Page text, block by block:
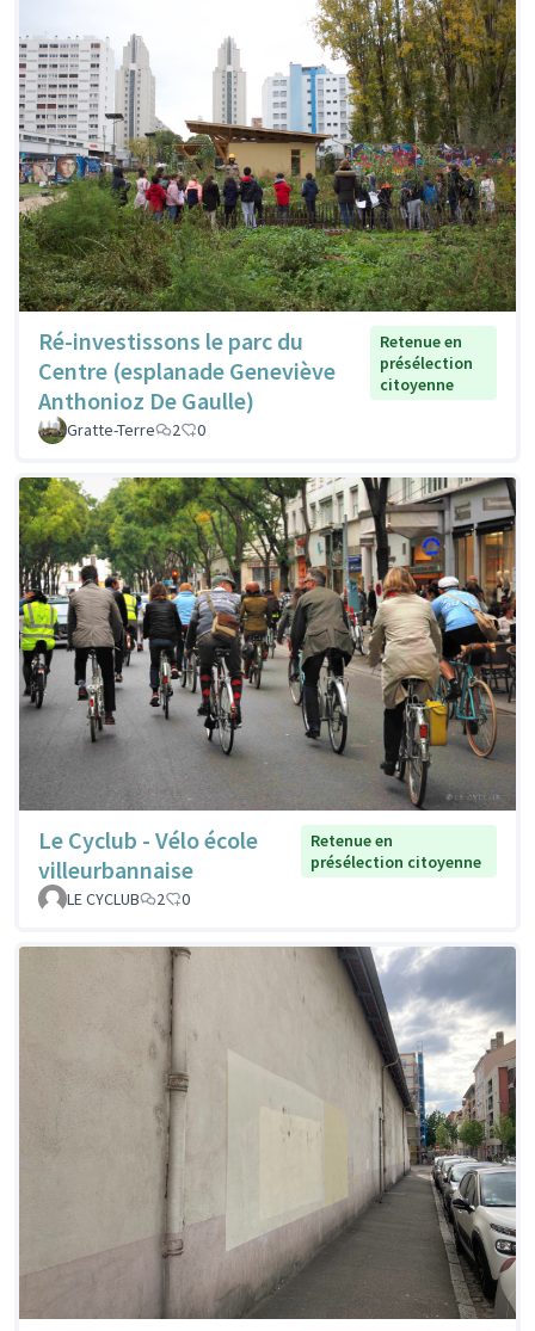
Ré-investissons le parc du
Centre (esplanade Geneviève
Anthonioz De Gaulle)
Retenue en
présélection
citoyenne
Gratte-Terre 2 0
Le Cyclub - Vélo école
villeurbannaise
Retenue en
présélection citoyenne
LE CYCLUB
2 0